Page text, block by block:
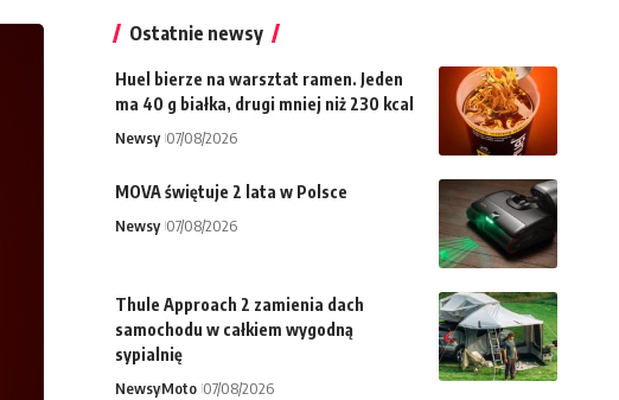
Ostatnie newsy
Huel bierze na warsztat ramen. Jeden
ma 40 g białka, drugi mniej niż 230 kcal
Newsy 07/08/2026
MOVA świętuje 2 lata w Polsce
Newsy 07/08/2026
Thule Approach 2 zamienia dach
samochodu w całkiem wygodną
sypialnię
NewsyMoto 07/08/2026